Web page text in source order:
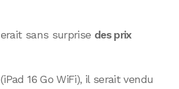
sans surprise des prix
16 Go WiFi), il serait vendu